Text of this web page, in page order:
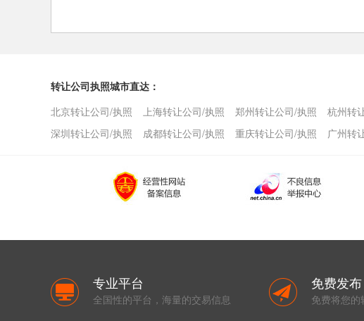
转让公司执照城市直达：
北京转让公司/执照
上海转让公司/执照 郑州转让公司/执照 杭州转
深圳转让公司/执照
成都转让公司/执照 重庆转让公司/执照 广州转
专业平台
全国性的平台，海量的交易信息
免费发布
免费将您